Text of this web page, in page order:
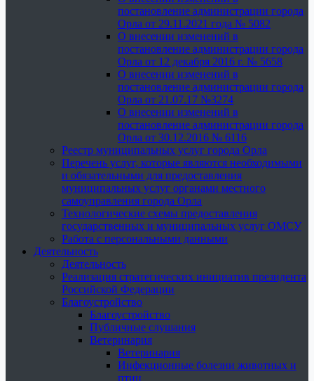
постановление администрации города
Орла от 29.11.2021 года № 5082
О внесении изменений в
постановление администрации города
Орла от 12 декабря 2016 г. № 5658
О внесении изменений в
постановление администрации города
Орла от 21.07.17 №3274
О внесении изменений в
постановление администрации города
Орла от 30.12.2016 № 6116
Реестр муниципальных услуг города Орла
Перечень услуг, которые являются необходимыми
и обязательными для предоставления
муниципальных услуг органами местного
самоуправления города Орла
Технологические схемы предоставления
государственных и муниципальных услуг ОМСУ
Работа с персональными данными
Деятельность
Деятельность
Реализация стратегических инициатив президента
Российской Федерации
Благоустройство
Благоустройство
Публичные слушания
Ветеринария
Ветеринария
Инфекционные болезни животных и
птиц